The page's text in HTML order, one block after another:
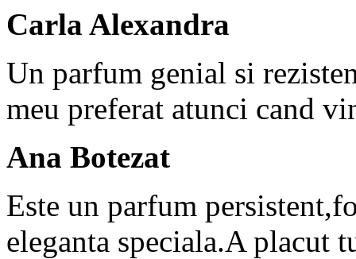
Carla Alexandra
Un parfum genial si
meu preferat atunci cand
Ana Botezat
Este un parfum
eleganta speciala.A placut